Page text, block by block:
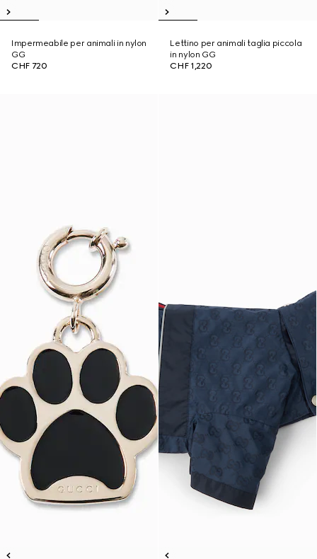
Impermeabile per animali in nylon
GG
CHF 720
Lettino per animali taglia piccola
in nylon GG
CHF 1,220